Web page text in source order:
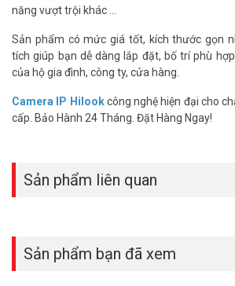
– Quản lý năng lượng PoE
– Access truy cập mạng 100 Mbps
– Chuyển tiếp tốc độ dây và không chặn
– Chuyển đổi lưu trữ và chuyển tiếp.
– Vỏ kim loại của HUB-SWITCH HILOOK NS-
– Công suất POE: 35W
– Nguồn cấp: 48VDC, 0,8A
– Bảo hành: 24 tháng.
khảo thêm hình ảnh tại
Facebook
năng vượt trội khác ...
Sản phẩm có mức giá tốt, kích thước gọn
tích giúp bạn dễ dàng lắp đặt, bố trí phù
của hộ gia đình, công ty, cửa hàng.
Camera IP Hilookcông nghệ hiện đại cho
cấp. Bảo Hành 24 Tháng. Đặt Hàng Ngay!
Sản phẩm liên quan
Sản phẩm bạn đã xem